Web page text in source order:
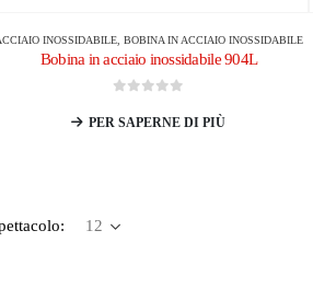
INOSSIDABILE, BOBINA IN ACCIAIO INOSSIDABILE
Bobina in acciaio inossidabile 904L
PER SAPERNE DI PIÙ